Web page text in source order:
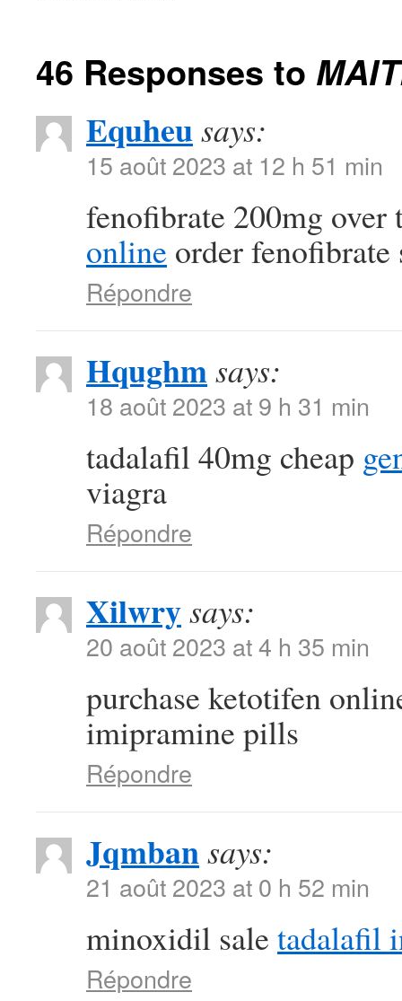
46 Responses to
Equheusays:
15 août 2023 at 12 h 51 min
fenofibrate 200mg
online order fenofibrate
Répondre
Hqughmsays:
18 août 2023 at 9 h 31 min
tadalafil 40mg cheap
viagra
Répondre
Xilwrysays:
20 août 2023 at 4 h 35 min
purchase ketotifen
imipramine pills
Répondre
Jqmbansays:
21 août 2023 at 0 h 52 min
minoxidil sale tadalafil
Répondre